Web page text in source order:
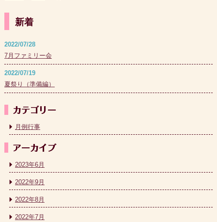
新着
2022/07/28
7月ファミリー会
2022/07/19
夏祭り（準備編）
月例行事
2023年6月
2022年9月
2022年8月
2022年7月